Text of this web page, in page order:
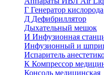
Г Генератор кислорода
Д Дефибриллятор
Дыхательный мешок
И Инфузионная
Инфузионный и
Испаритель
К Компрессор
Консоль медицинская